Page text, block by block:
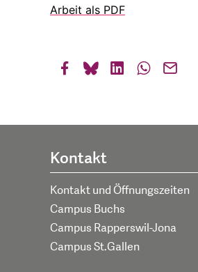
Arbeit als PDF
Kontakt
Kontakt und Öffnungszeiten
Campus Buchs
Campus Rapperswil-Jona
Campus St.Gallen